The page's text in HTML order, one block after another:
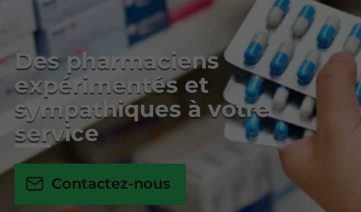
Des pharmaciens
expérimentés et
sympathiques à votre
service
Contactez-nous